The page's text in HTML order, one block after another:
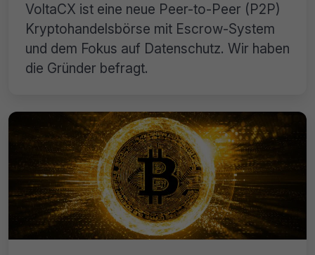
VoltaCX ist eine neue Peer-to-Peer (P2P)
Kryptohandelsbörse mit Escrow-System
und dem Fokus auf Datenschutz. Wir haben
die Gründer befragt.